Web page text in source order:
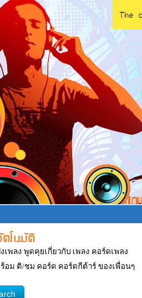
เพลง พูดคุยเกี่ยวกับ เพลง คอร์ดเพลง
อม ติ/ชม คอร์ด คอร์ดกีต้าร์ ของเพื่อนๆ
The